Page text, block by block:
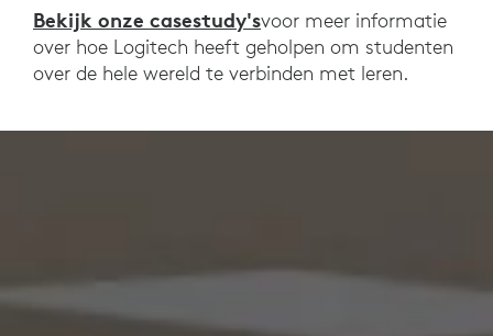
Bekijk onze casestudy'svoor meer informatie
over hoe Logitech heeft geholpen om studenten
over de hele wereld te verbinden met leren.